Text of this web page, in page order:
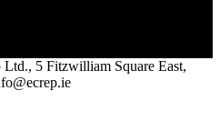
Ltd., 5 Fitzwilliam Square East,